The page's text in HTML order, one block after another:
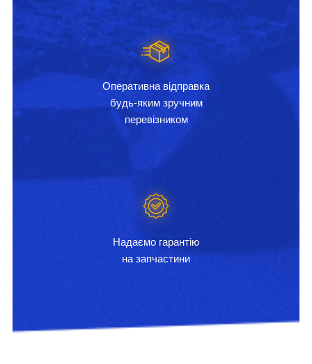
Оперативна відправка
будь-яким зручним
перевізником
Надаємо гарантію
на запчастини